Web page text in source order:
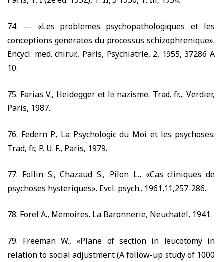
74. — «Les problemes psychopathologiques et les
conceptions generates du processus schizophrenique».
Encycl. med. chirur., Paris, Psychiatrie, 2, 1955, 37286 A
10.
75. Farias V., Heidegger et le nazisme. Trad. fr.,. Verdier,
Paris, 1987.
76. Federn P., La Psychologic du Moi et les psychoses.
Trad, fr.; P. U. F., Paris, 1979.
77. Follin S., Chazaud S., Pilon L., «Cas cliniques de
psychoses hysteriques». Evol. psych.. 1961,11,257-286.
78. Forel A., Memoires. La Baronnerie, Neuchatel, 1941.
79. Freeman W., «Plane of section in leucotomy in
relation to social adjustment (A follow-up study of 1000